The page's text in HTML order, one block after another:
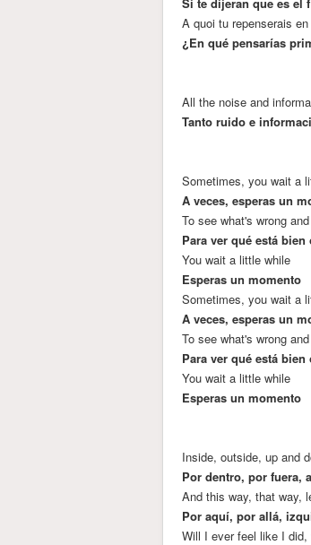
A quoi tu repenserais
¿En qué pensarías
All the noise and
Tanto ruido e
Sometimes, you wait a
A veces, esperas un
To see what's wrong
Para ver qué está bien
You wait a little while
Esperas un momento
Sometimes, you wait a
A veces, esperas un
To see what's wrong
Para ver qué está bien
You wait a little while
Esperas un momento
Inside, outside, up and
Por dentro, por fuera,
And this way, that way,
Por aquí, por allá,
Will I ever feel like I